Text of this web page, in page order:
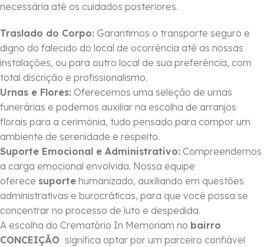
necessária até os cuidados posteriores.
Traslado do Corpo: Garantimos o transporte seguro e
digno do falecido do local de ocorrência até as nossas
instalações, ou para outro local de sua preferência, com
total discrição e profissionalismo.
Urnas e Flores: Oferecemos uma seleção de urnas
funerárias e podemos auxiliar na escolha de arranjos
florais para a cerimônia, tudo pensado para compor um
ambiente de serenidade e respeito.
Suporte Emocional e Administrativo: Compreendemos
a carga emocional envolvida. Nossa equipe
oferece suporte humanizado, auxiliando em questões
administrativas e burocráticas, para que você possa se
concentrar no processo de luto e despedida.
A escolha do Crematório In Memoriam no bairro
CONCEIÇÃO significa optar por um parceiro confiável